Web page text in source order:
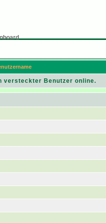
versteckter Benutzer online.